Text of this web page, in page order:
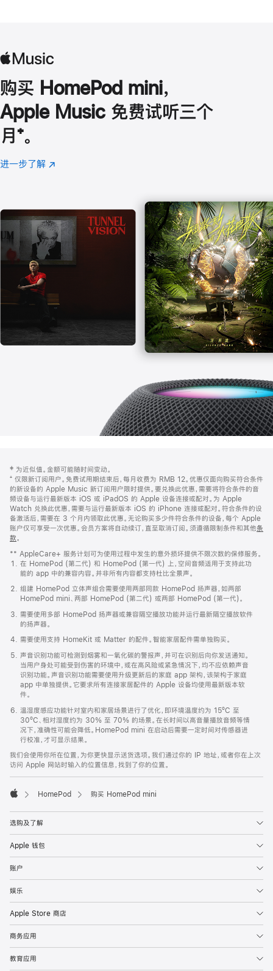
购买 HomePod mini，
Apple Music 免费试听三个
月 脚
注
⁺。
进一步了解 Apple
(在
口
中
打
开)
页
页
脚
注
‡ 为近似值。金额可能随时间变动。
⁺ 仅限新订阅用户。免费试用期结束后，每月收费为 RMB 12。优惠仅面向购买符合条件
的新设备的 Apple Music 新订阅用户限时提供。要兑换此优惠，需要将符合条件的音
频设备与运行最新版本 iOS 或 iPadOS 的 Apple 设备连接或配对。为 Apple
Watch 兑换此优惠，需要与运行最新版本 iOS 的 iPhone 连接或配对。符合条件的设
备激活后，需要在 3 个月内领取此优惠。无论购买多少件符合条件的设备，每个 Apple
账户仅可享受一次优惠。会员方案将自动续订，直至取消订阅。须遵循限制条件和其他条
款。
窗
口
中
打
开)
** AppleCare+ 服务计划可为使用过程中发生的意外损坏提供不限次数的保修服务。
在 HomePod (第二代) 和 HomePod (第一代) 上，空间音频适用于支持此功
能的 app 中的兼容内容。并非所有内容都支持杜比全景声。
组建 HomePod 立体声组合需要使用两部同款 HomePod 扬声器，如两部
HomePod mini、两部 HomePod (第二代) 或两部 HomePod (第一代)。
需要使用多部 HomePod 扬声器或兼容隔空播放功能并运行最新隔空播放软件
的扬声器。
需要使用支持 HomeKit 或 Matter 的配件。智能家居配件需单独购买。
声音识别功能可检测到烟雾和一氧化碳的警报声，并可在识别后向你发送通知。
当用户身处可能受到伤害的环境中，或在高风险或紧急情况下，均不应依赖声音
识别功能。声音识别功能需要使用升级更新后的家庭 app 架构，该架构于家庭
app 中单独提供。它要求所有连接家居配件的 Apple 设备均使用最新版本软
件。
温湿度感应功能针对室内和家居场景进行了优化，即环境温度约为 15ºC 至
30ºC、相对湿度约为 30% 至 70% 的场景。在长时间以高音量播放音频等情
况下，准确性可能会降低。HomePod mini 在启动后需要一定时间对传感器进
行校准，才可显示结果。
我们会使用你所在位置，为你更快显示送货选项。我们通过你的 IP 地址，或者你在上次
访问 Apple 网站时输入的位置信息，找到了你的位置。
HomePod 购买 HomePod mini
选购及了解
Apple 钱包
账户
娱乐
Apple Store 商店
商务应用
教育应用